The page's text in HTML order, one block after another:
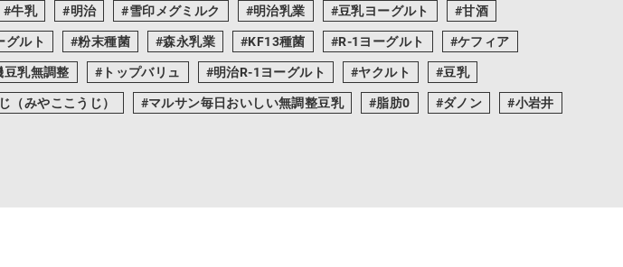
牛乳 明治 雪印メグミルク 明治乳業 豆乳ヨーグルト
甘酒
グルト 粉末種菌 森永乳業 KF13種菌 R-1ヨーグルト
ケフィア
豆乳無調整 トップバリュ 明治R-1ヨーグルト ヤクルト
豆乳
（みやここうじ） マルサン毎日おいしい無調整豆乳 脂肪0 ダノン
小岩井